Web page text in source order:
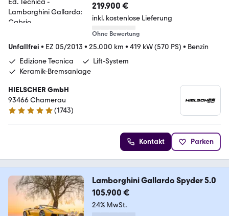
219.900 €
inkl. kostenlose Lieferung
Ohne Bewertung
Unfallfrei • EZ 05/2013 • 25.000 km • 419 kW (570 PS) • Benzin
Edizione Tecnica
Lift-System
Keramik-Bremsanlage
HIELSCHER GmbH
93466 Chamerau
4.9 Sterne
(1743)
Kontakt Parken
Lamborghini Gallardo Spyder 5.0
105.900 €
24% MwSt.